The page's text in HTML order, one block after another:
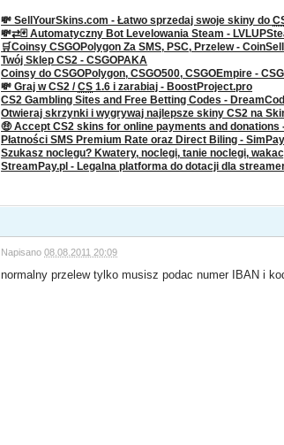
💸 SellYourSkins.com - Łatwo sprzedaj swoje skiny do
💸⇄🃏 Automatyczny Bot Levelowania Steam -
🛒Coinsy CSGOPolygon Za SMS, PSC, Przelew -
Twój Sklep CS2 - CSGOPAKA
Coinsy do CSGOPolygon, CSGO500, CSGOEmpire -
💸 Graj w CS2 /CS 1.6 i zarabiaj - BoostProject.pro
CS2 Gambling Sites and Free Betting Codes -
Otwieraj skrzynki i wygrywaj najlepsze skiny CS2 na
🤑 Accept CS2 skins for online payments and donations
Płatności SMS Premium Rate oraz Direct Biling -
Szukasz noclegu? Kwatery, noclegi, tanie noclegi,
StreamPay.pl - Legalna platforma do dotacji dla
Napisano08.08.2011 20:09
normalny przelew tylko musisz podac numer IBAN i